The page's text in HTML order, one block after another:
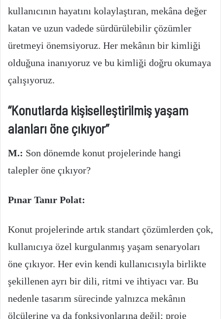
kullanıcının hayatını kolaylaştıran, mekâna değer
katan ve uzun vadede sürdürülebilir çözümler
üretmeyi önemsiyoruz. Her mekânın bir kimliği
olduğuna inanıyoruz ve bu kimliği doğru okumaya
çalışıyoruz.
“Konutlarda kişiselleştirilmiş yaşam
alanları öne çıkıyor”
M.: Son dönemde konut projelerinde hangi
talepler öne çıkıyor?
Pınar Tanır Polat:
Konut projelerinde artık standart çözümlerden çok,
kullanıcıya özel kurgulanmış yaşam senaryoları
öne çıkıyor. Her evin kendi kullanıcısıyla birlikte
şekillenen ayrı bir dili, ritmi ve ihtiyacı var. Bu
nedenle tasarım sürecinde yalnızca mekânın
ölçülerine ya da fonksiyonlarına değil; proje